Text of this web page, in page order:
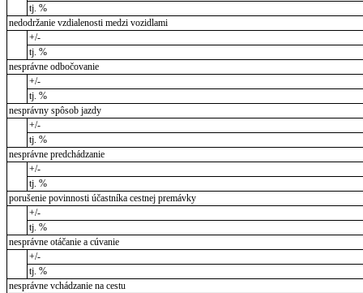
tj. %
nedodržanie vzdialenosti medzi vozidlami
+/-
tj. %
nesprávne odbočovanie
+/-
tj. %
nesprávny spôsob jazdy
+/-
tj. %
nesprávne predchádzanie
+/-
tj. %
porušenie povinnosti účastníka cestnej premávky
+/-
tj. %
nesprávne otáčanie a cúvanie
+/-
tj. %
nesprávne vchádzanie na cestu